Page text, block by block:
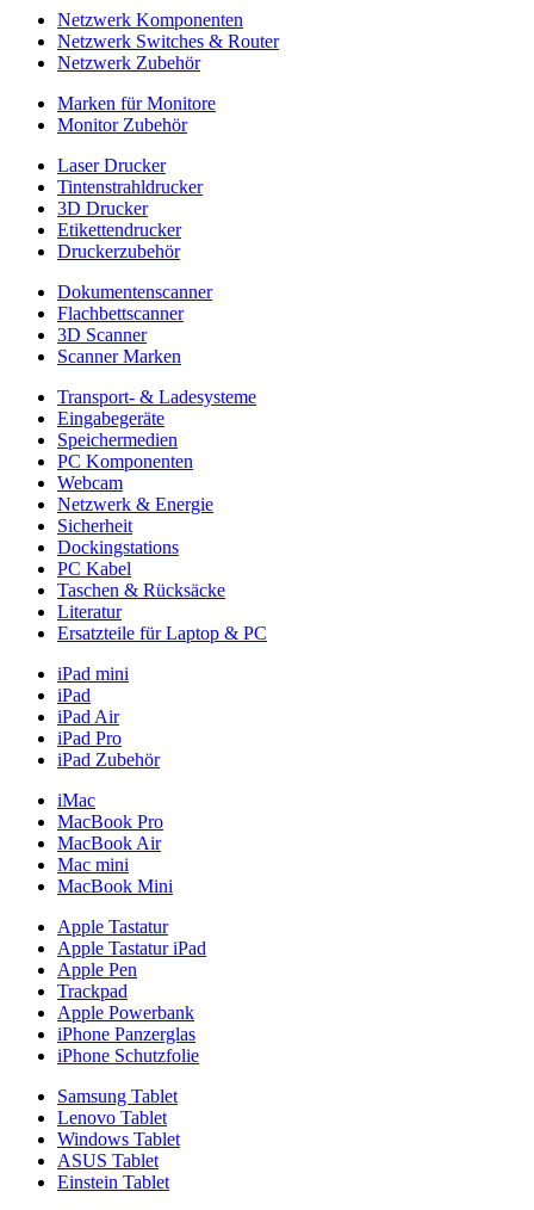
Netzwerk Komponenten
Netzwerk Switches & Router
Netzwerk Zubehör
Marken für Monitore
Monitor Zubehör
Laser Drucker
Tintenstrahldrucker
3D Drucker
Etikettendrucker
Druckerzubehör
Dokumentenscanner
Flachbettscanner
3D Scanner
Scanner Marken
Transport- & Ladesysteme
Eingabegeräte
Speichermedien
PC Komponenten
Webcam
Netzwerk & Energie
Sicherheit
Dockingstations
PC Kabel
Taschen & Rücksäcke
Literatur
Ersatzteile für Laptop & PC
iPad mini
iPad
iPad Air
iPad Pro
iPad Zubehör
iMac
MacBook Pro
MacBook Air
Mac mini
MacBook Mini
Apple Tastatur
Apple Tastatur iPad
Apple Pen
Trackpad
Apple Powerbank
iPhone Panzerglas
iPhone Schutzfolie
Samsung Tablet
Lenovo Tablet
Windows Tablet
ASUS Tablet
Einstein Tablet